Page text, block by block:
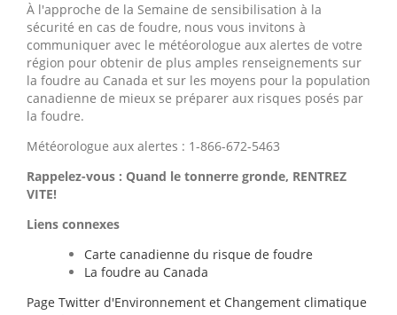
À l'approche de la Semaine de sensibilisation à la
sécurité en cas de foudre, nous vous invitons à
communiquer avec le météorologue aux alertes de votre
région pour obtenir de plus amples renseignements sur
la foudre au Canada et sur les moyens pour la population
canadienne de mieux se préparer aux risques posés par
la foudre.
Météorologue aux alertes : 1-866-672-5463
Rappelez-vous : Quand le tonnerre gronde, RENTREZ
VITE!
Liens connexes
Carte canadienne du risque de foudre
La foudre au Canada
Page Twitter d'Environnement et Changement climatique